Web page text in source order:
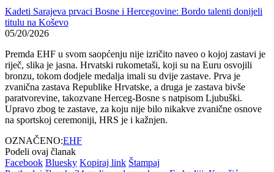
Kadeti Sarajeva prvaci Bosne i Hercegovine: Bordo talenti donijeli
titulu na Koševo
05/20/2026
Premda EHF u svom saopćenju nije izričito naveo o kojoj zastavi je
riječ, slika je jasna. Hrvatski rukometaši, koji su na Euru osvojili
bronzu, tokom dodjele medalja imali su dvije zastave. Prva je
zvanična zastava Republike Hrvatske, a druga je zastava bivše
paratvorevine, takozvane Herceg-Bosne s natpisom Ljubuški.
Upravo zbog te zastave, za koju nije bilo nikakve zvanične osnove
na sportskoj ceremoniji, HRS je i kažnjen.
OZNAČENO:EHF
Podeli ovaj članak
Facebook Bluesky Kopiraj link Štampaj